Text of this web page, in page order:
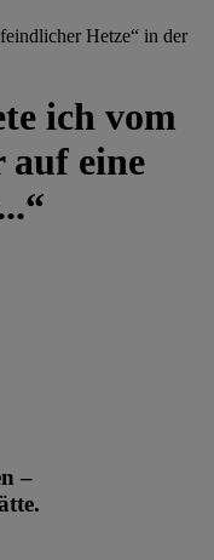
Hetze“ in der
ich vom
auf eine
–